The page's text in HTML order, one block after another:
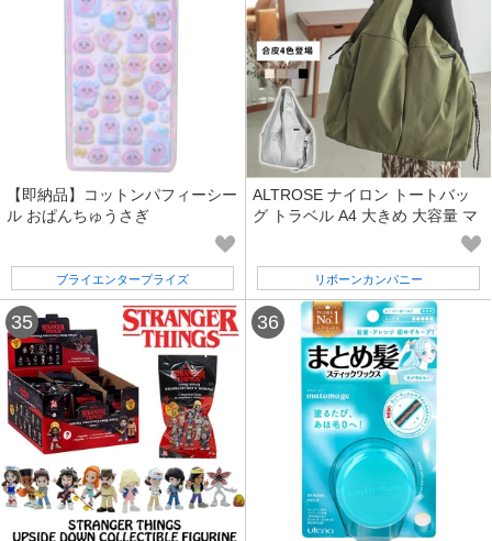
【即納品】コットンパフィーシー
ル おぱんちゅうさぎ
ブライエンタープライズ
ALTROSE ナイロン トートバッ
グ トラベル A4 大きめ 大容量 マ
ザーズバッグ レディース ティム
リボーンカンパニー